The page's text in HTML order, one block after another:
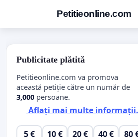
Petitieonline.com
Publicitate plătită
Petitieonline.com va promova
această petiție către un număr de
3,000 persoane.
Aflați mai multe
5 € 10 € 20 € 40 € 80